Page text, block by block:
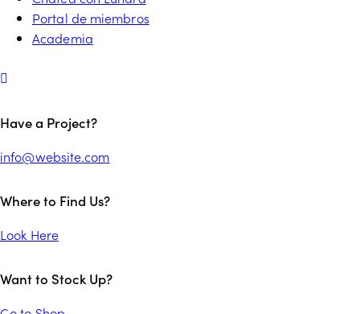
Portal de miembros
Academia
Have a Project?
info@website.com
Where to Find Us?
Look Here
Want to Stock Up?